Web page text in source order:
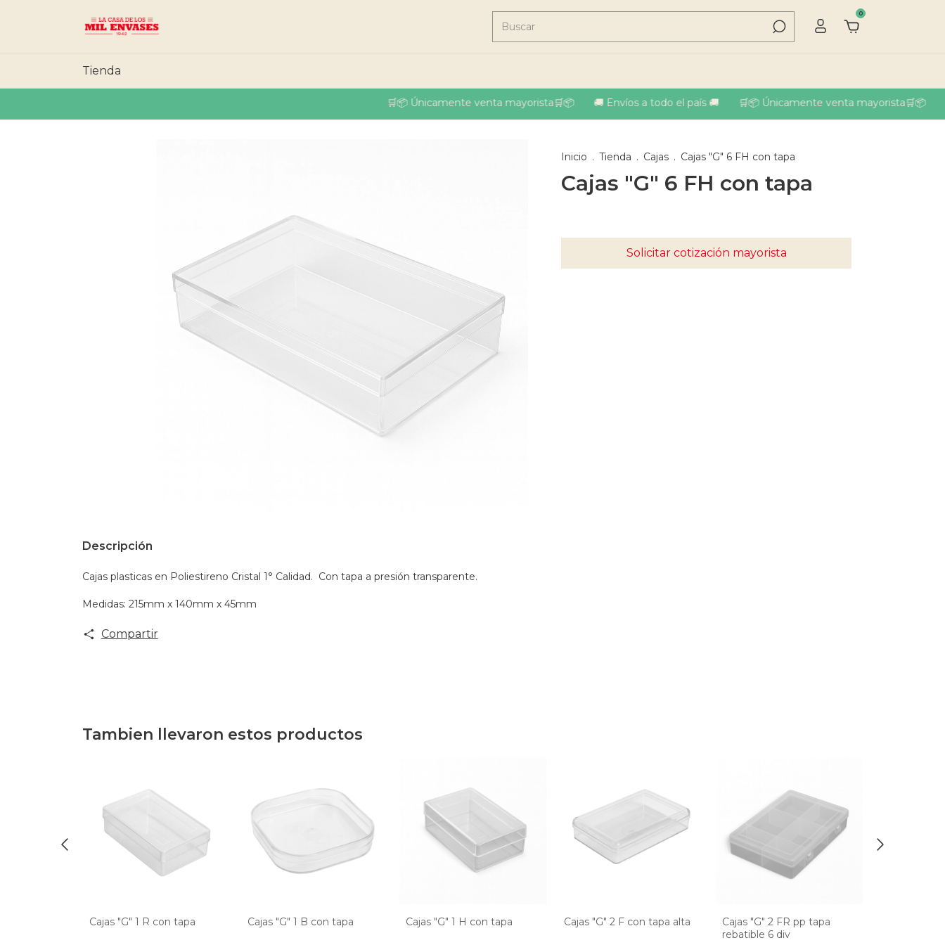
0
Tienda
🛒📦 Únicamente venta mayorista🛒📦 🚚 Envíos a todo el país 🚚 🛒📦 Únicamente venta mayorista🛒📦
Inicio . Tienda . Cajas . Cajas "G" 6 FH con tapa
Cajas "G" 6 FH con tapa
Descripción
Cajas plasticas en Poliestireno Cristal 1° Calidad. Con tapa a presión transparente.
Medidas: 215mm x 140mm x 45mm
Compartir
Tambien llevaron estos productos
Cajas "G" 1 R con tapa Cajas "G" 1 B con tapa Cajas "G" 1 H con tapa Cajas "G" 2 F con tapa alta
Cajas "G" 2 FR pp tapa
rebatible 6 div